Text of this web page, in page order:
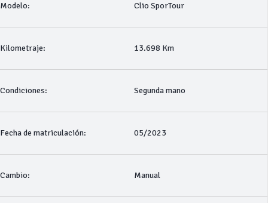
Modelo: Clio SporTour
Kilometraje: 13.698 Km
Condiciones: Segunda mano
Fecha de matriculación: 05/2023
Cambio: Manual